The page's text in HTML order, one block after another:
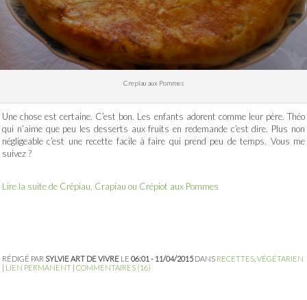
Crepiau aux Pommes
Une chose est certaine. C’est bon. Les enfants adorent comme leur père. Théo
qui n’aime que peu les desserts aux fruits en redemande c’est dire. Plus non
négligeable c’est une recette facile à faire qui prend peu de temps. Vous me
suivez ?
Lire la suite de Crêpiau, Crapiau ou Crépiot aux Pommes
RÉDIGÉ PAR SYLVIE ART DE VIVRE LE 06:01 - 11/04/2015DANS RECETTES VÉGÉTARIEN
LIEN PERMANENT COMMENTAIRES (16)